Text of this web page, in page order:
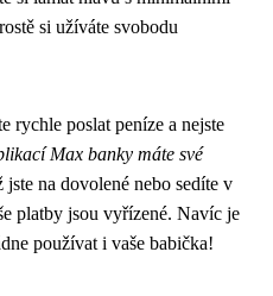
si užíváte svobodu
rychle poslat peníze a nejste
Max banky máte své
na dovolené nebo sedíte v
platby jsou vyřízené. Navíc je
používat i vaše babička!